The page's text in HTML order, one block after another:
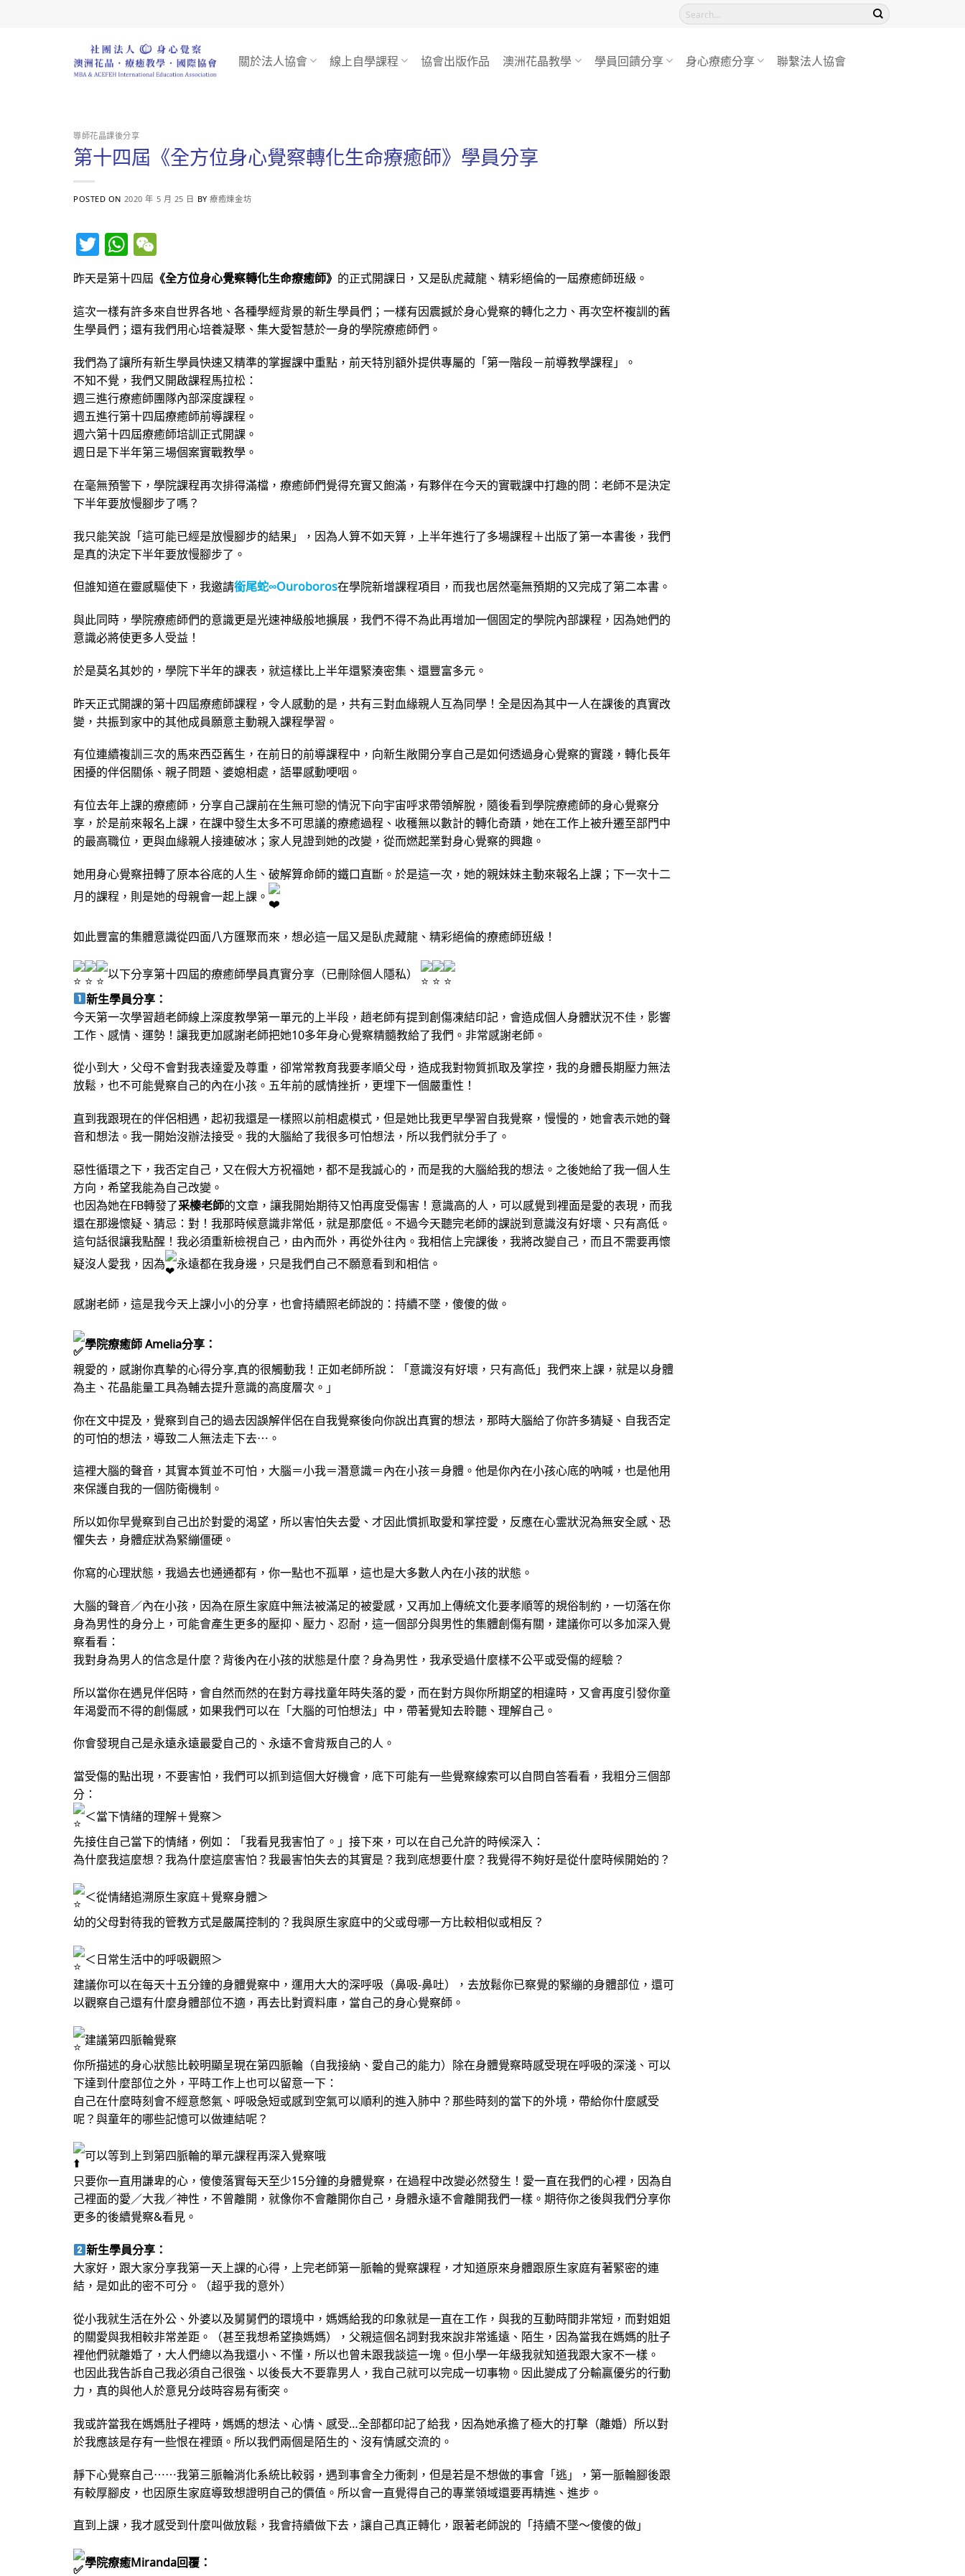
關於法人協會
線上自學課程 協會出版作品 澳洲花晶教學 學員回饋分享 身心療癒分享 聯繫法人協會
導師花晶課後分享
第十四屆《全方位身心覺察轉化生命療癒師》學員分享
POSTED ON 2020 年 5 月 25 日 BY療癒煉金坊
TwitterWhatsApp
昨天是第十四屆 《全方位身心覺察轉化生命療癒師》 的正式開課日，又是臥虎藏龍、精彩絕倫的一屆療癒師班級。
這次一樣有許多來自世界各地、各種學經背景的新生學員們；一樣有因震撼於身心覺察的轉化之力、再次空杯複訓的舊
生學員們；還有我們用心培養凝聚、集大愛智慧於一身的學院療癒師們。
我們為了讓所有新生學員快速又精準的掌握課中重點，前天特別額外提供專屬的「第一階段－前導教學課程」。
不知不覺，我們又開啟課程馬拉松：
週三進行療癒師團隊內部深度課程。
週五進行第十四屆療癒師前導課程。
週六第十四屆療癒師培訓正式開課。
週日是下半年第三場個案實戰教學。
在毫無預警下，學院課程再次排得滿檔，療癒師們覺得充實又飽滿，有夥伴在今天的實戰課中打趣的問：老師不是決定
下半年要放慢腳步了嗎？
我只能笑說「這可能已經是放慢腳步的結果」，因為人算不如天算，上半年進行了多場課程＋出版了第一本書後，我們
是真的決定下半年要放慢腳步了。
但誰知道在靈感驅使下，我邀請銜尾蛇∞Ouroboros在學院新增課程項目，而我也居然毫無預期的又完成了第二本書。
與此同時，學院療癒師們的意識更是光速神級般地擴展，我們不得不為此再增加一個固定的學院內部課程，因為她們的
意識必將使更多人受益！
於是莫名其妙的，學院下半年的課表，就這樣比上半年還緊湊密集、還豐富多元。
昨天正式開課的第十四屆療癒師課程，令人感動的是，共有三對血緣親人互為同學！全是因為其中一人在課後的真實改
變，共振到家中的其他成員願意主動親入課程學習。
有位連續複訓三次的馬來西亞舊生，在前日的前導課程中，向新生敞開分享自己是如何透過身心覺察的實踐，轉化長年
困擾的伴侶關係、親子問題、婆媳相處，語畢感動哽咽。
有位去年上課的療癒師，分享自己課前在生無可戀的情況下向宇宙呼求帶領解脫，隨後看到學院療癒師的身心覺察分
享，於是前來報名上課，在課中發生太多不可思議的療癒過程、收穫無以數計的轉化奇蹟，她在工作上被升遷至部門中
的最高職位，更與血緣親人接連破冰；家人見證到她的改變，從而燃起業對身心覺察的興趣。
她用身心覺察扭轉了原本谷底的人生、破解算命師的鐵口直斷。於是這一次，她的親妹妹主動來報名上課；下一次十二
月的課程，則是她的母親會一起上課。
如此豐富的集體意識從四面八方匯聚而來，想必這一屆又是臥虎藏龍、精彩絕倫的療癒師班級！
以下分享第十四屆的療癒師學員真實分享（已刪除個人隱私）
新生學員分享：
今天第一次學習趙老師線上深度教學第一單元的上半段，趙老師有提到創傷凍結印記，會造成個人身體狀況不佳，影響
工作、感情、運勢！讓我更加感謝老師把她10多年身心覺察精髓教給了我們。非常感謝老師。
從小到大，父母不會對我表達愛及尊重，卻常常教育我要孝順父母，造成我對物質抓取及掌控，我的身體長期壓力無法
放鬆，也不可能覺察自己的內在小孩。五年前的感情挫折，更埋下一個嚴重性！
直到我跟現在的伴侶相遇，起初我還是一樣照以前相處模式，但是她比我更早學習自我覺察，慢慢的，她會表示她的聲
音和想法。我一開始沒辦法接受。我的大腦給了我很多可怕想法，所以我們就分手了。
惡性循環之下，我否定自己，又在假大方祝福她，都不是我誠心的，而是我的大腦給我的想法。之後她給了我一個人生
方向，希望我能為自己改變。
也因為她在FB轉發了采榛老師的文章，讓我開始期待又怕再度受傷害！意識高的人，可以感覺到裡面是愛的表現，而我
還在那邊懷疑、猜忌：對！我那時候意識非常低，就是那麼低。不過今天聽完老師的課説到意識沒有好壞、只有高低。
這句話很讓我點醒！我必須重新檢視自己，由內而外，再從外往內。我相信上完課後，我將改變自己，而且不需要再懷
疑沒人愛我，因為
永遠都在我身邊，只是我們自己不願意看到和相信。
感謝老師，這是我今天上課小小的分享，也會持續照老師說的：持續不墜，傻傻的做。
學院療癒師 Amelia分享：
親愛的，感謝你真摰的心得分享,真的很觸動我！正如老師所說：「意識沒有好壞，只有高低」我們來上課，就是以身體
為主、花晶能量工具為輔去提升意識的高度層次。」
你在文中提及，覺察到自己的過去因誤解伴侶在自我覺察後向你說出真實的想法，那時大腦給了你許多猜疑、自我否定
的可怕的想法，導致二人無法走下去⋯。
這裡大腦的聲音，其實本質並不可怕，大腦＝小我＝潛意識＝內在小孩＝身體。他是你內在小孩心底的吶喊，也是他用
來保護自我的一個防衛機制。
所以如你早覺察到自己出於對愛的渴望，所以害怕失去愛、才因此慣抓取愛和掌控愛，反應在心霊狀況為無安全感、恐
懼失去，身體症狀為緊繃僵硬。
你寫的心理狀態，我過去也通通都有，你一點也不孤單，這也是大多數人內在小孩的狀態。
大腦的聲音／內在小孩，因為在原生家庭中無法被滿足的被愛感，又再加上傳統文化要孝順等的規俗制約，一切落在你
身為男性的身分上，可能會產生更多的壓抑、壓力、忍耐，這一個部分與男性的集體創傷有關，建議你可以多加深入覺
察看看：
我對身為男人的信念是什麼？背後內在小孩的狀態是什麼？身為男性，我承受過什麼樣不公平或受傷的經驗？
所以當你在遇見伴侶時，會自然而然的在對方尋找童年時失落的愛，而在對方與你所期望的相違時，又會再度引發你童
年渴愛而不得的創傷感，如果我們可以在「大腦的可怕想法」中，帶著覺知去聆聽、理解自己。
你會發現自己是永遠永遠最愛自己的、永遠不會背叛自己的人。
當受傷的點出現，不要害怕，我們可以抓到這個大好機會，底下可能有一些覺察線索可以自問自答看看，我粗分三個部
分：
＜當下情緖的理解＋覺察＞
先接住自己當下的情緒，例如：「我看見我害怕了。」接下來，可以在自己允許的時候深入：
為什麼我這麼想？我為什麼這麼害怕？我最害怕失去的其實是？我到底想要什麼？我覺得不夠好是從什麼時候開始的？
＜從情緒追溯原生家庭＋覺察身體＞
幼的父母對待我的管教方式是嚴厲控制的？我與原生家庭中的父或母哪一方比較相似或相反？
＜日常生活中的呼吸觀照＞
建議你可以在每天十五分鐘的身體覺察中，運用大大的深呼吸（鼻吸-鼻吐），去放鬆你已察覺的緊繃的身體部位，還可
以觀察自己還有什麼身體部位不適，再去比對資料庫，當自己的身心覺察師。
建議第四脈輪覺察
你所描述的身心狀態比較明顯呈現在第四脈輪（自我接納、愛自己的能力）除在身體覺察時感受現在呼吸的深淺、可以
下達到什麼部位之外，平時工作上也可以留意一下：
自己在什麼時刻會不經意憋氣、呼吸急短或感到空氣可以順利的進入肺中？那些時刻的當下的外境，帶給你什麼感受
呢？與童年的哪些記憶可以做連結呢？
可以等到上到第四脈輪的單元課程再深入覺察哦
只要你一直用謙卑的心，傻傻落實每天至少15分鐘的身體覺察，在過程中改變必然發生！愛一直在我們的心裡，因為自
己裡面的愛／大我／神性，不曾離開，就像你不會離開你自己，身體永遠不會離開我們一樣。期待你之後與我們分享你
更多的後續覺察&看見。
新生學員分享：
大家好，跟大家分享我第一天上課的心得，上完老師第一脈輪的覺察課程，才知道原來身體跟原生家庭有著緊密的連
結，是如此的密不可分。（超乎我的意外）
從小我就生活在外公、外婆以及舅舅們的環境中，媽媽給我的印象就是一直在工作，與我的互動時間非常短，而對姐姐
的關愛與我相較非常差距。（甚至我想希望換媽媽），父親這個名詞對我來說非常遙遠、陌生，因為當我在媽媽的肚子
裡他們就離婚了，大人們總以為我還小、不懂，所以也曾未跟我談這一塊。但小學一年級我就知道我跟大家不一樣。
也因此我告訴自己我必須自己很強、以後長大不要靠男人，我自己就可以完成一切事物。因此變成了分輸贏優劣的行動
力，真的與他人於意見分歧時容易有衝突。
我或許當我在媽媽肚子裡時，媽媽的想法、心情、感受…全部都印記了給我，因為她承擔了極大的打擊（離婚）所以對
於我應該是存有一些恨在裡頭。所以我們兩個是陌生的、沒有情感交流的。
靜下心覺察自己⋯⋯我第三脈輪消化系統比較弱，遇到事會全力衝刺，但是若是不想做的事會「逃」，第一脈輪腳後跟
有較厚腳皮，也因原生家庭導致想證明自己的價值。所以會一直覺得自己的專業領域還要再精進、進步。
直到上課，我才感受到什麼叫做放鬆，我會持續做下去，讓自己真正轉化，跟著老師說的「持續不墜～傻傻的做」
學院療癒Miranda回覆：